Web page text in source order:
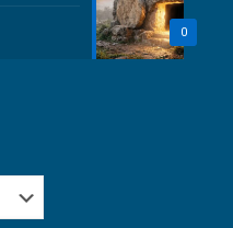
0